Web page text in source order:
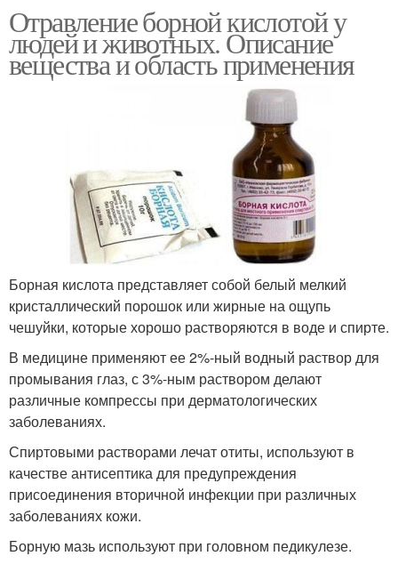
Отравление борной кислотой у
людей и животных. Описание
вещества и область применения
Борная кислота представляет собой белый мелкий
кристаллический порошок или жирные на ощупь
чешуйки, которые хорошо растворяются в воде и спирте.
В медицине применяют ее 2%-ный водный раствор для
промывания глаз, с 3%-ным раствором делают
различные компрессы при дерматологических
заболеваниях.
Спиртовыми растворами лечат отиты, используют в
качестве антисептика для предупреждения
присоединения вторичной инфекции при различных
заболеваниях кожи.
Борную мазь используют при головном педикулезе.